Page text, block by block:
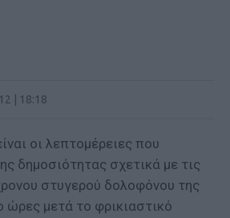
| 18:18
οι λεπτομέρειες που
δημοσιότητας σχετικά με τις
στυγερού δολοφόνου της
ώρες μετά το φρικιαστικό